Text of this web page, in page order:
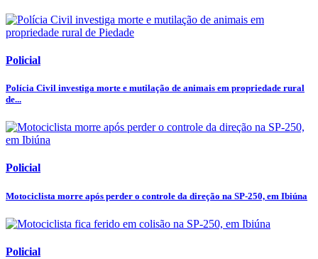
Policial
Polícia Civil investiga morte e mutilação de animais em propriedade rural
de...
Policial
Motociclista morre após perder o controle da direção na SP-250, em Ibiúna
Policial